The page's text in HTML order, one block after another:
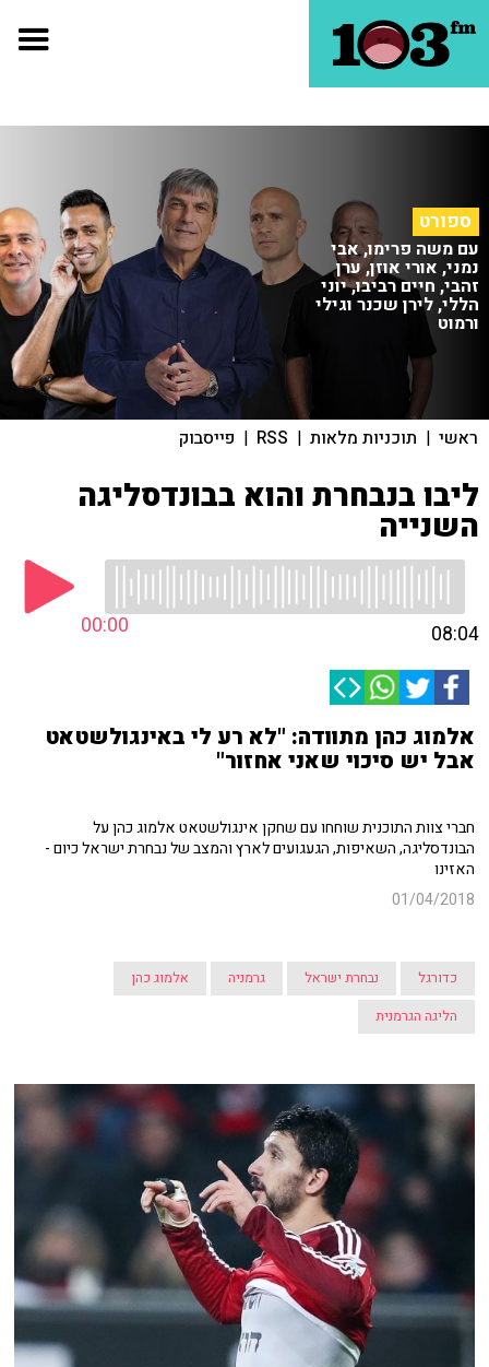
ספורט
עם משה פרימו, אבי
נמני, אורי אוזן, ערן
זהבי, חיים רביבו, יוני
הללי, לירן שכנר וגילי
ורמוט
ראשי | תוכניות מלאות |
RSS
| פייסבוק
ליבו בנבחרת והוא בבונדסליגה
השנייה
00:00 08:04
אלמוג כהן מתוודה: "לא רע לי באינגולשטאט
אבל יש סיכוי שאני אחזור"
חברי צוות התוכנית שוחחו עם שחקן אינגולשטאט אלמוג כהן על
הבונדסליגה, השאיפות, הגעגועים לארץ והמצב של נבחרת ישראל כיום -
האזינו
01/04/2018
כדורגל נבחרת ישראל גרמניה
אלמוג כהן
הליגה הגרמנית